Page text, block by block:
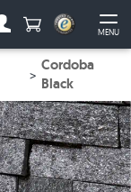
MENU
Anzahl
Cordoba
Black